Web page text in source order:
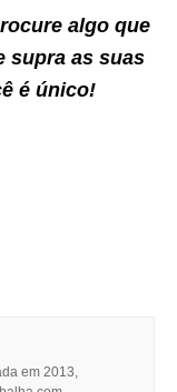
algo que
supra as suas
é único!
em 2013,